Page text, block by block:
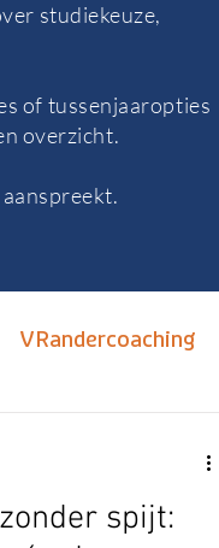
studiekeuze,
of tussenjaaropties
overzicht.
VRandercoaching
spijt: